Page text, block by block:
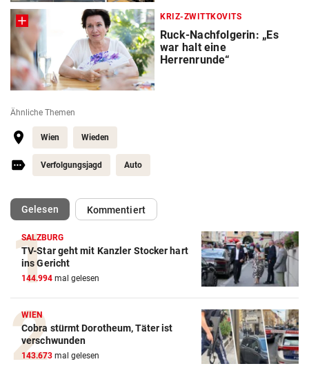
KRIZ-ZWITTKOVITS
Ruck-Nachfolgerin: „Es
war halt eine
Herrenrunde“
Ähnliche Themen
Wien Wieden
Verfolgungsjagd Auto
Gelesen(ausgewählt)Kommentiert
SALZBURG
TV-Star geht mit Kanzler Stocker hart
ins Gericht
144.994 mal gelesen
WIEN
Cobra stürmt Dorotheum, Täter ist
verschwunden
143.673 mal gelesen